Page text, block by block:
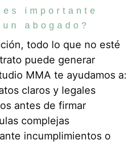
importante
abogado?
todo lo que no esté
puede generar
MMA te ayudamos a:
claros y legales
antes de firmar
complejas
incumplimientos o